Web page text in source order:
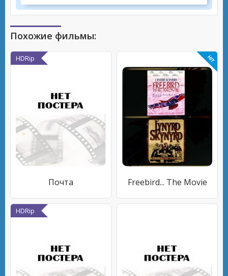
Похожие фильмы:
HDRip
Почта Freebird... The Movie
HDRip